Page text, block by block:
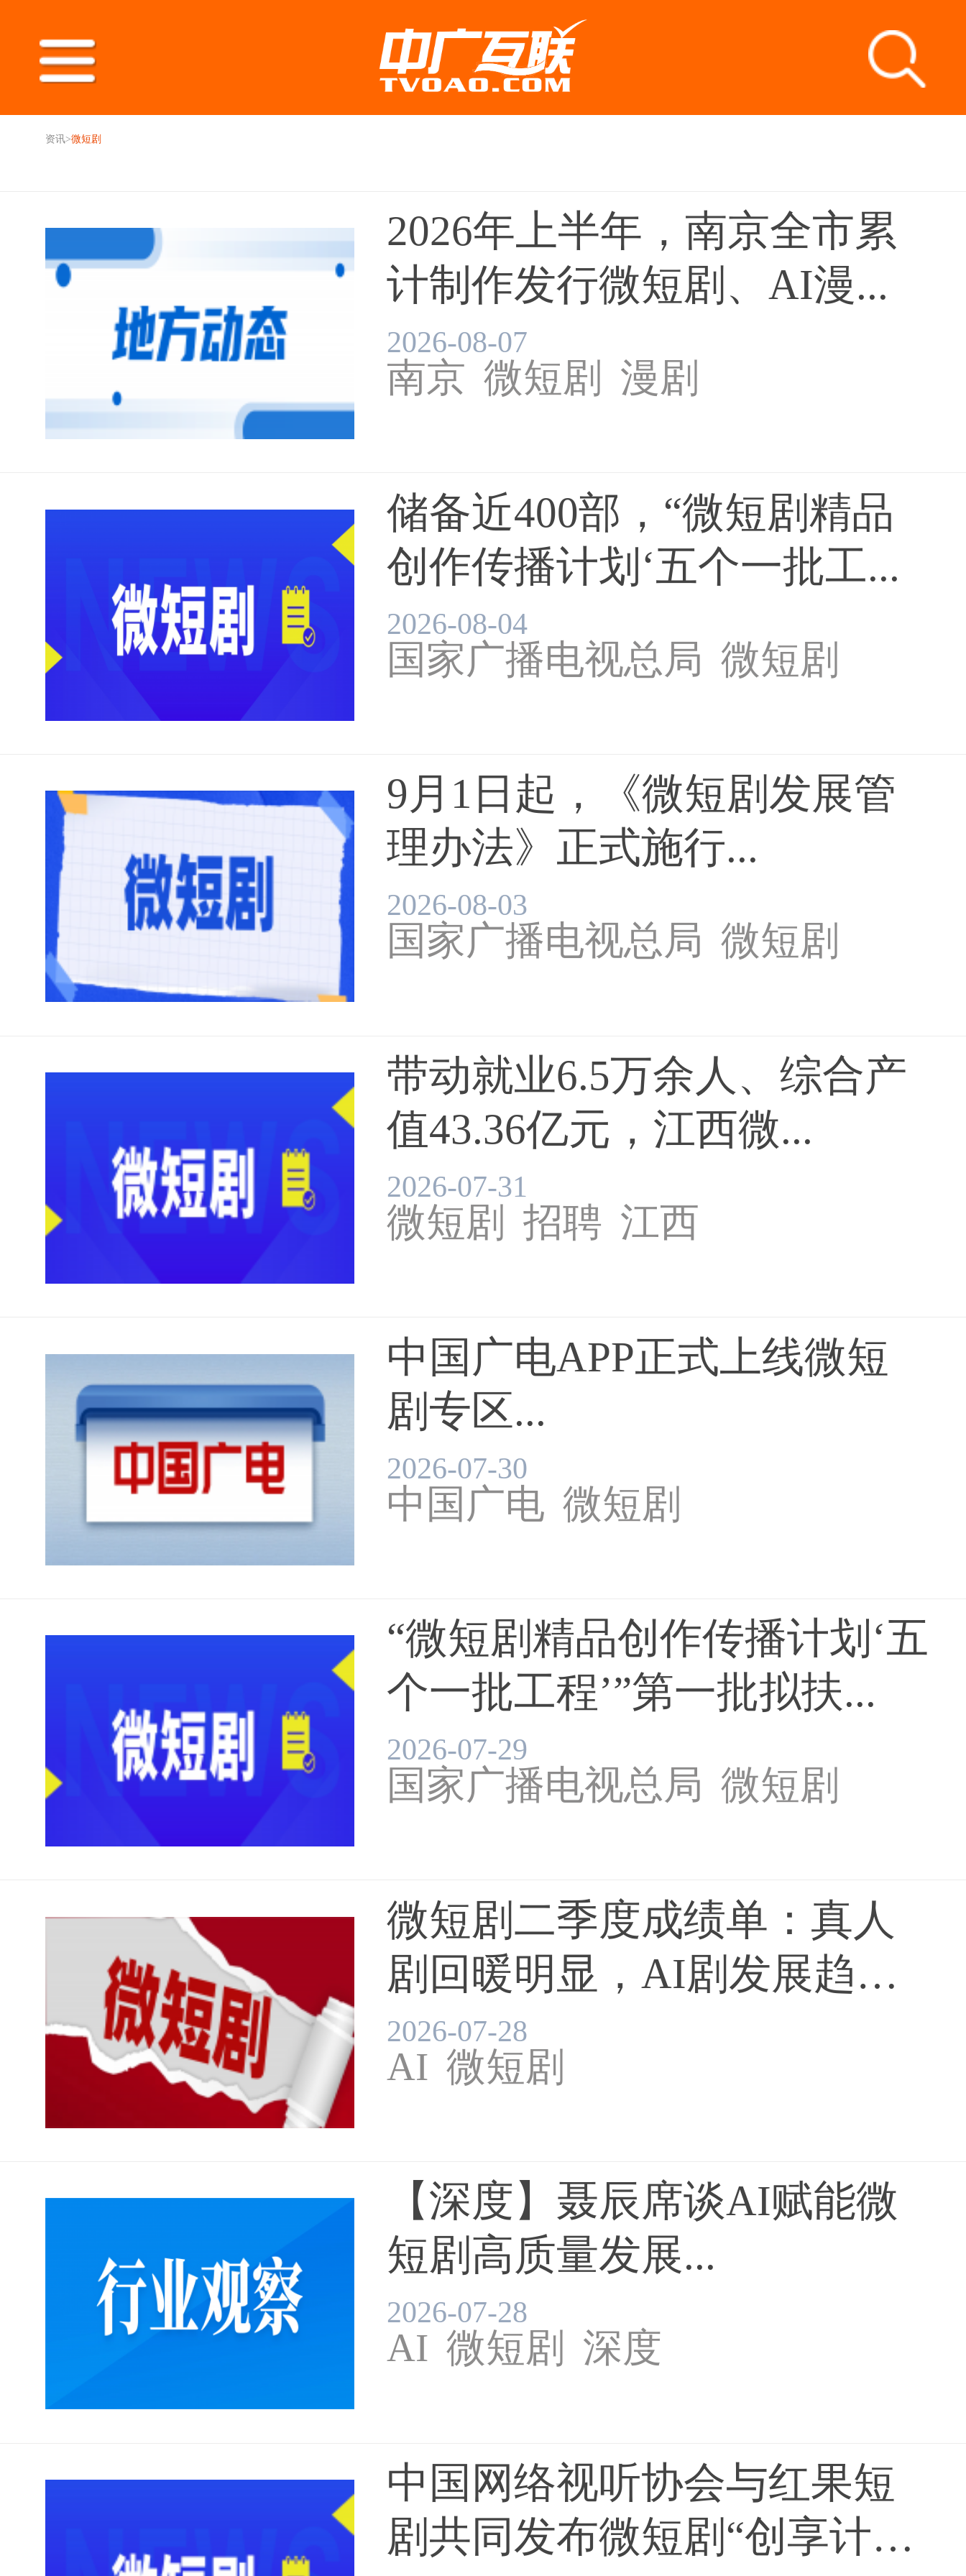
资讯>微短剧
2026年上半年，南京全市累
计制作发行微短剧、AI漫...
2026-08-07
南京 微短剧 漫剧
储备近400部，“微短剧精品
创作传播计划‘五个一批工...
2026-08-04
国家广播电视总局 微短剧
9月1日起，《微短剧发展管
理办法》正式施行...
2026-08-03
国家广播电视总局 微短剧
带动就业6.5万余人、综合产
值43.36亿元，江西微...
2026-07-31
微短剧 招聘 江西
中国广电APP正式上线微短
剧专区...
2026-07-30
中国广电 微短剧
“微短剧精品创作传播计划‘五
个一批工程’”第一批拟扶...
2026-07-29
国家广播电视总局 微短剧
微短剧二季度成绩单：真人
剧回暖明显，AI剧发展趋
稳...
2026-07-28
AI 微短剧
【深度】聂辰席谈AI赋能微
短剧高质量发展...
2026-07-28
AI 微短剧 深度
中国网络视听协会与红果短
剧共同发布微短剧“创享计